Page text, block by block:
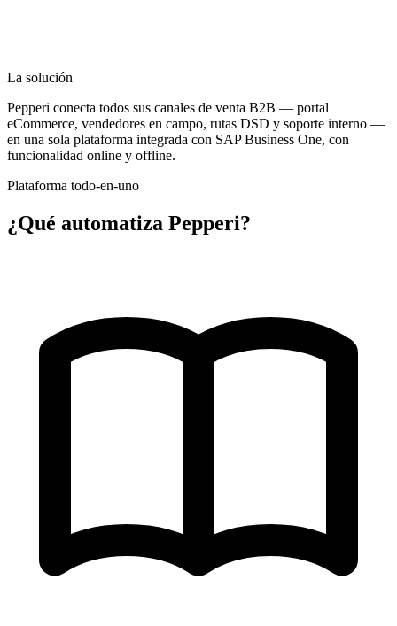
La solución
Pepperi conecta todos sus canales de venta B2B — portal
eCommerce, vendedores en campo, rutas DSD y soporte interno —
en una sola plataforma integrada con SAP Business One, con
funcionalidad online y offline.
Plataforma todo-en-uno
¿Qué automatiza Pepperi?